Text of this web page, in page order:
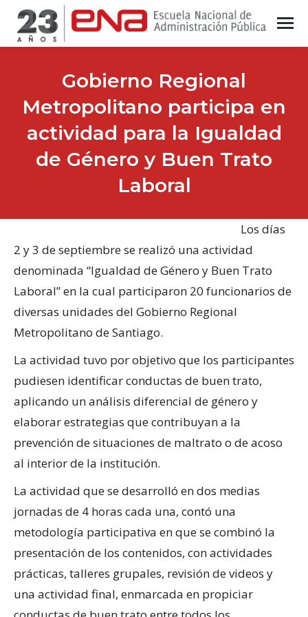
Gobierno Regional
Metropolitano participa en
actividad para la Igualdad
de Género y Buen Trato
Laboral
Los días
2 y 3 de septiembre se realizó una actividad
denominada “Igualdad de Género y Buen Trato
Laboral” en la cual participaron 20 funcionarios de
diversas unidades del Gobierno Regional
Metropolitano de Santiago.
La actividad tuvo por objetivo que los participantes
pudiesen identificar conductas de buen trato,
aplicando un análisis diferencial de género y
elaborar estrategias que contribuyan a la
prevención de situaciones de maltrato o de acoso
al interior de la institución.
La actividad que se desarrolló en dos medias
jornadas de 4 horas cada una, contó una
metodología participativa en que se combinó la
presentación de los contenidos, con actividades
prácticas, talleres grupales, revisión de videos y
una actividad final, enmarcada en propiciar